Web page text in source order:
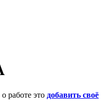
работе это добавить своё